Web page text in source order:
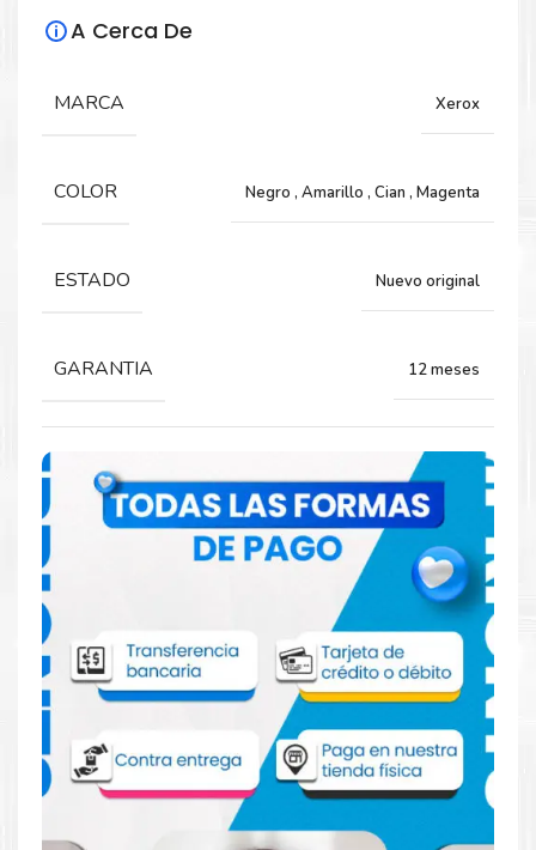
Rendimiento:
Negro 59,000 Páginas y Color 28,000 Páginas
Comprar Kit Toner Xerox C8130 AltaLink
C8135
Aprovecha nuestra experiencia y atención para adquirir tus
productos. Tenemos promociones todos los dias. Escríbenos o
visítanos hoy para encontrar la solución perfecta para tu
impresora
Kit Toner Xerox C8130 AltaLink
C8135.
Dónde comprar Toner para impresoras
Xerox C8130 C8135 en Lima o para
provincia
A Cerca De
MARCA Xerox
COLOR Negro , Amarillo , Cian , Magenta
ESTADO Nuevo original
GARANTIA 12 meses